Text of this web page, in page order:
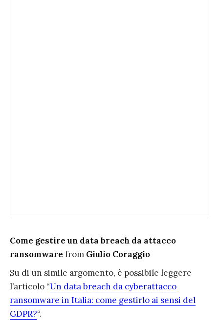
Come gestire un data breach da attacco
ransomware from Giulio Coraggio
Su di un simile argomento, è possibile leggere
l’articolo “Un data breach da cyberattacco
ransomware in Italia: come gestirlo ai sensi del
GDPR?“.